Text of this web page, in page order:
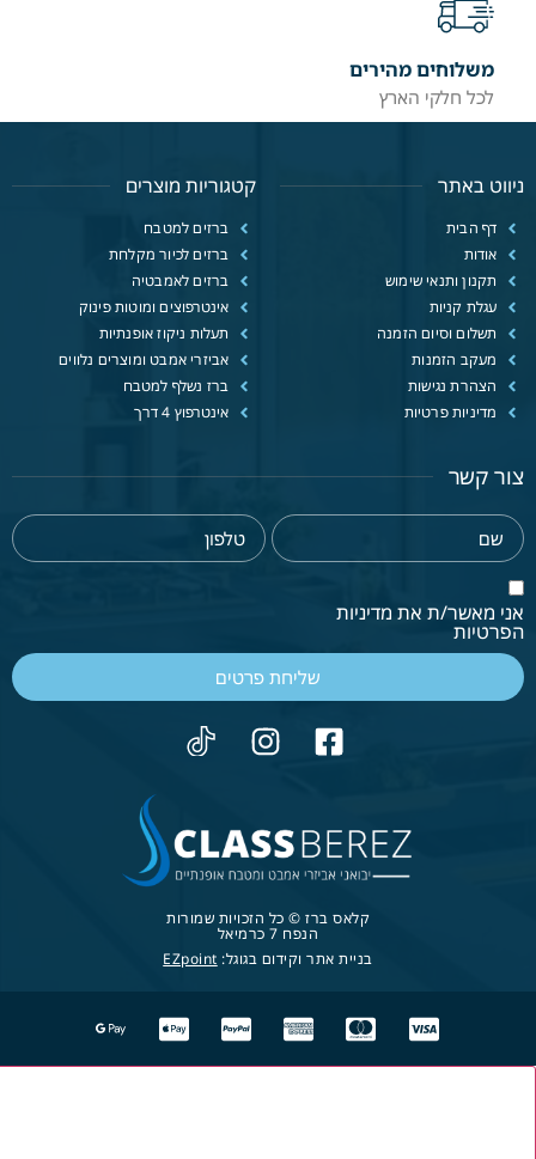
משלוחים מהירים
לכל חלקי הארץ
ניווט באתר
דף הבית
אודות
תקנון ותנאי שימוש
עגלת קניות
תשלום וסיום הזמנה
מעקב הזמנות
הצהרת נגישות
מדיניות פרטיות
קטגוריות מוצרים
ברזים למטבח
ברזים לכיור מקלחת
ברזים לאמבטיה
אינטרפוצים ומוטות פינוק
תעלות ניקוז אופנתיות
אביזרי אמבט ומוצרים נלווים
ברז נשלף למטבח
אינטרפוץ 4 דרך
צור קשר
אני מאשר/ת את מדיניות
הפרטיות
שליחת פרטים
קלאס ברז © כל הזכויות שמורות
הנפח 7 כרמיאל
בניית אתר וקידום בגוגל: EZpoint